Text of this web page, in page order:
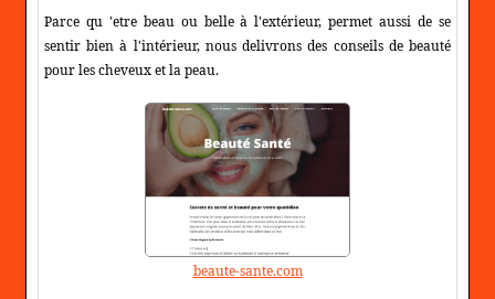
Parce qu 'etre beau ou belle à l'extérieur, permet aussi de se
sentir bien à l'intérieur, nous delivrons des conseils de beauté
pour les cheveux et la peau.
beaute-sante.com